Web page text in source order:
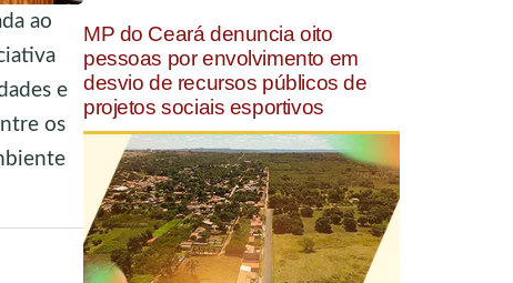
ao
e
os
MP do Ceará denuncia oito
pessoas por envolvimento em
desvio de recursos públicos de
projetos sociais esportivos